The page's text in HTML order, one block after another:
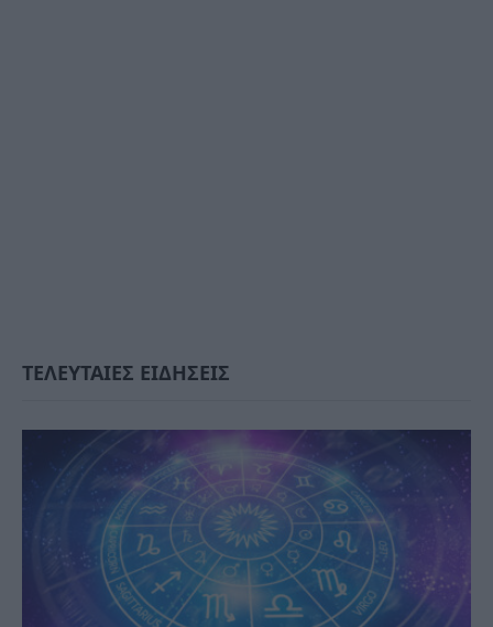
ΤΕΛΕΥΤΑΙΕΣ ΕΙΔΗΣΕΙΣ